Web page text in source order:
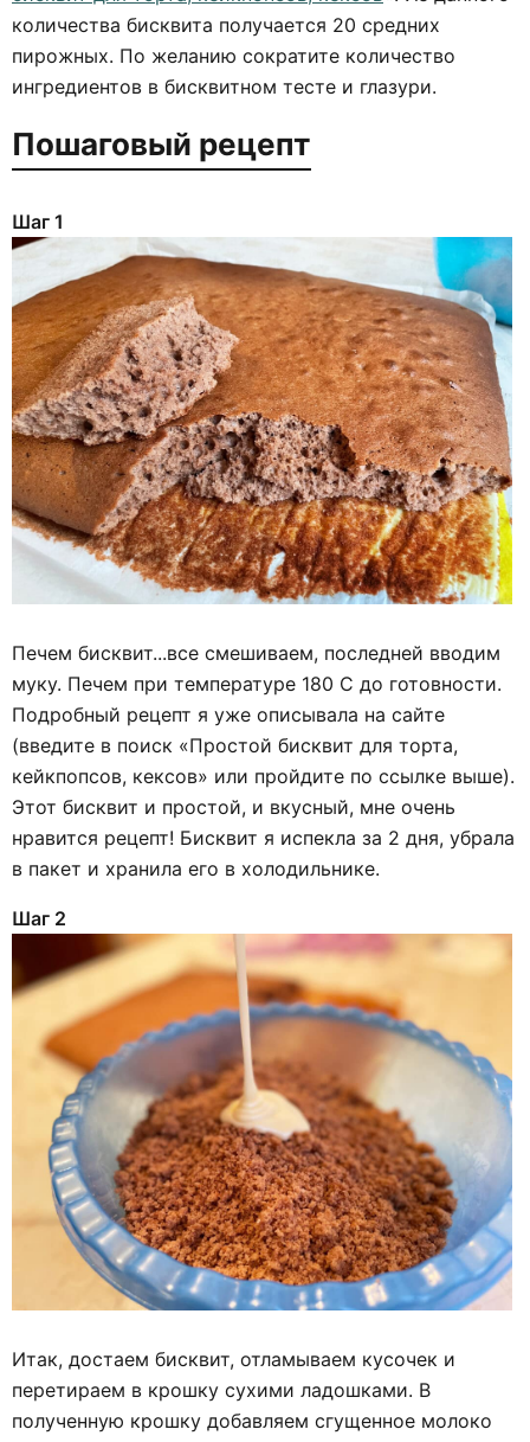
количества бисквита получается 20 средних
пирожных. По желанию сократите количество
ингредиентов в бисквитном тесте и глазури.
Пошаговый рецепт
Шаг 1
Печем бисквит...все смешиваем, последней вводим
муку. Печем при температуре 180 С до готовности.
Подробный рецепт я уже описывала на сайте
(введите в поиск «Простой бисквит для торта,
кейкпопсов, кексов» или пройдите по ссылке выше).
Этот бисквит и простой, и вкусный, мне очень
нравится рецепт! Бисквит я испекла за 2 дня, убрала
в пакет и хранила его в холодильнике.
Шаг 2
Итак, достаем бисквит, отламываем кусочек и
перетираем в крошку сухими ладошками. В
полученную крошку добавляем сгущенное молоко